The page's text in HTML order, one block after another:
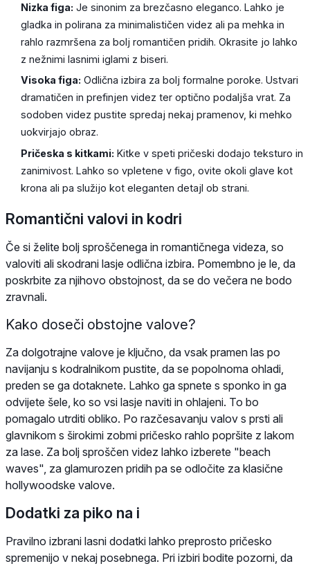
Nizka figa: Je sinonim za brezčasno eleganco. Lahko je
gladka in polirana za minimalističen videz ali pa mehka in
rahlo razmršena za bolj romantičen pridih. Okrasite jo lahko
z nežnimi lasnimi iglami z biseri.
Visoka figa: Odlična izbira za bolj formalne poroke. Ustvari
dramatičen in prefinjen videz ter optično podaljša vrat. Za
sodoben videz pustite spredaj nekaj pramenov, ki mehko
uokvirjajo obraz.
Pričeska s kitkami: Kitke v speti pričeski dodajo teksturo in
zanimivost. Lahko so vpletene v figo, ovite okoli glave kot
krona ali pa služijo kot eleganten detajl ob strani.
Romantični valovi in kodri
Če si želite bolj sproščenega in romantičnega videza, so
valoviti ali skodrani lasje odlična izbira. Pomembno je le, da
poskrbite za njihovo obstojnost, da se do večera ne bodo
zravnali.
Kako doseči obstojne valove?
Za dolgotrajne valove je ključno, da vsak pramen las po
navijanju s kodralnikom pustite, da se popolnoma ohladi,
preden se ga dotaknete. Lahko ga spnete s sponko in ga
odvijete šele, ko so vsi lasje naviti in ohlajeni. To bo
pomagalo utrditi obliko. Po razčesavanju valov s prsti ali
glavnikom s širokimi zobmi pričesko rahlo popršite z lakom
za lase. Za bolj sproščen videz lahko izberete "beach
waves", za glamurozen pridih pa se odločite za klasične
hollywoodske valove.
Dodatki za piko na i
Pravilno izbrani lasni dodatki lahko preprosto pričesko
spremenijo v nekaj posebnega. Pri izbiri bodite pozorni, da